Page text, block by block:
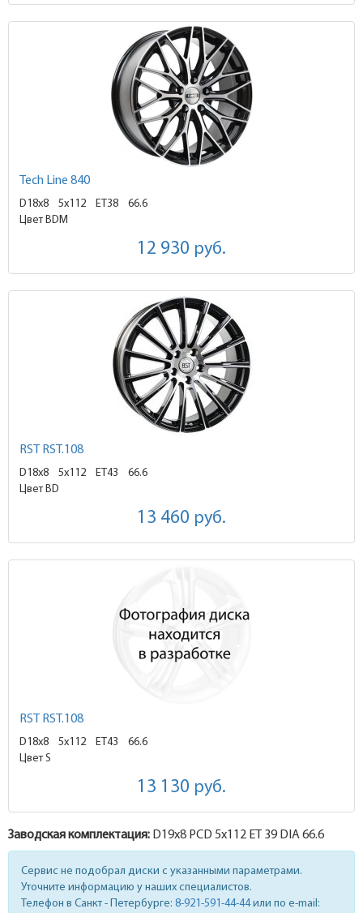
Tech Line 840
D18x8 5x112 ET38
66.6
Цвет BDM
12 930 руб.
RST RST.108
D18x8 5x112 ET43
66.6
Цвет BD
13 460 руб.
RST RST.108
D18x8 5x112 ET43
66.6
Цвет S
13 130 руб.
Заводская комплектация: D19x8 PCD 5x112 ET 39 DIA 66.6
Сервис не подобрал диски с указанными параметрами.
Уточните информацию у наших специалистов.
Телефон в Санкт - Петербурге: 8-921-591-44-44или по e-mail: